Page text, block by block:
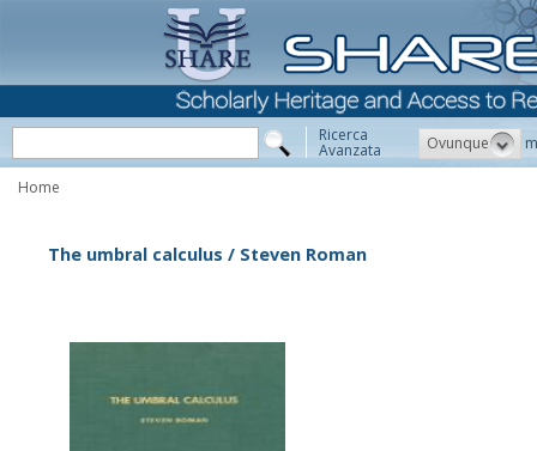
Ricerca
Avanzata Ovunque
Home
The umbral calculus / Steven Roman